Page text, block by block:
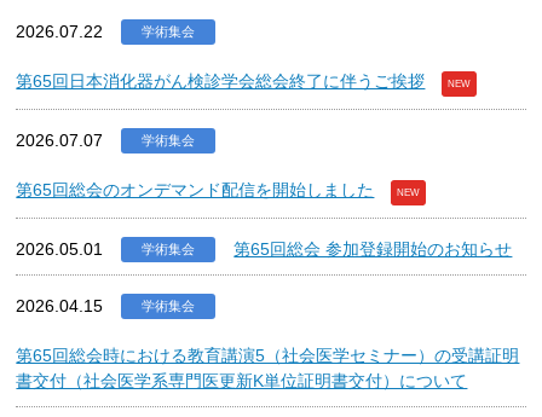
2026.07.22 学術集会
第65回日本消化器がん検診学会総会終了に伴うご挨拶 NEW
2026.07.07 学術集会
第65回総会のオンデマンド配信を開始しました NEW
2026.05.01 学術集会 第65回総会 参加登録開始のお知らせ
2026.04.15 学術集会
第65回総会時における教育講演5（社会医学セミナー）の受講証明
書交付（社会医学系専門医更新K単位証明書交付）について